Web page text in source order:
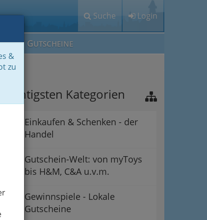
Suche Login
IG GUTSCHEINE
&
zu
wichtigsten Kategorien
Einkaufen & Schenken - der
Handel
Gutschein-Welt: von myToys
bis H&M, C&A u.v.m.
Gewinnspiele - Lokale
Gutscheine